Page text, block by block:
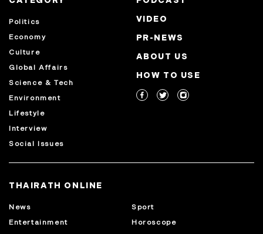
Politics
Economy
Culture
Global Affairs
Science & Tech
Environment
Lifestyle
Interview
Social Issues
VIDEO
PR-NEWS
ABOUT US
HOW TO USE
THAIRATH ONLINE
News
Sport
Entertainment
Horoscope